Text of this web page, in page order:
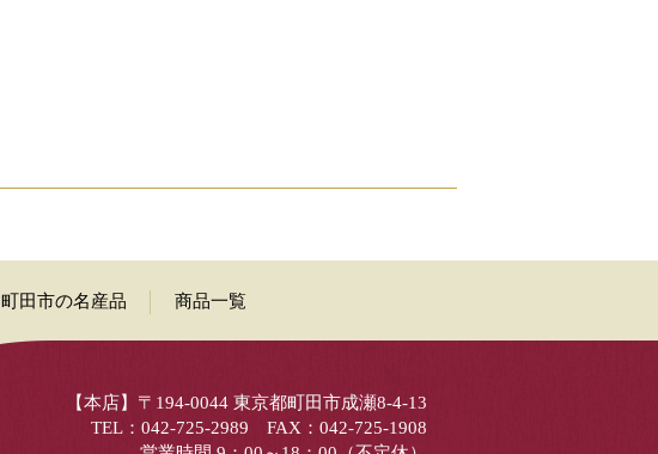
町田市の名産品 商品一覧
【本店】〒194-0044 東京都町田市成瀬8-4-13
TEL：042-725-2989 FAX：042-725-1908